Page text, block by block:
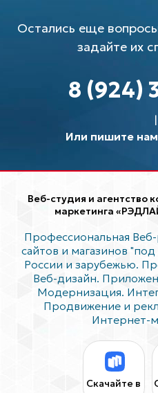
Остались еще
задайте их
8 (924)
Или пишите нам
Веб-студия и агентство
маркетинга
Профессиональная
сайтов и магазинов
России и зарубежью.
Веб-дизайн.
Модернизация.
Продвижение и
Интернет-
Скачайте в